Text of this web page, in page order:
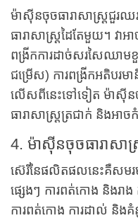
ម៉ាស៊ីនចុចធារាសាស្ត្រជួរ
ធារាសាស្ត្រដៃតែមួយ។ វា​អា
ពង្រីក​ការ​ដាច់​សរសៃឈាម​ខួ
ជម្រើស​) ការ​ពង្រីក​អតិបរម
លើសពីនេះទៅទៀត ម៉ាស៊ីនចុ
ធារាសាស្ត្រត្រជាក់ និងអា
4. ម៉ាស៊ីនចុចធារាសាស្
ស៊េរីនៃផលិតផលនេះគឺសមរ
ផ្សេងៗ ការពត់កោង និងរា
ការពត់កោង ការដាល់ និងគំ